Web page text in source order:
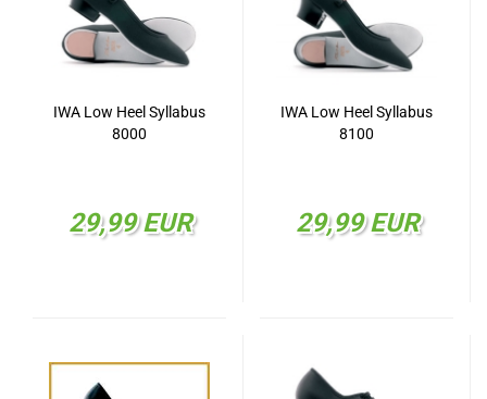
IWA Low Heel Syllabus
8000
29,99 EUR
IWA Low Heel Syllabus
8100
29,99 EUR